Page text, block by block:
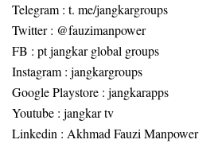
Telegram : t. me/jangkargroups
Twitter : @fauzimanpower
FB : pt jangkar global groups
Instagram : jangkargroups
Google Playstore : jangkarapps
Youtube : jangkar tv
Linkedin : Akhmad Fauzi Manpower